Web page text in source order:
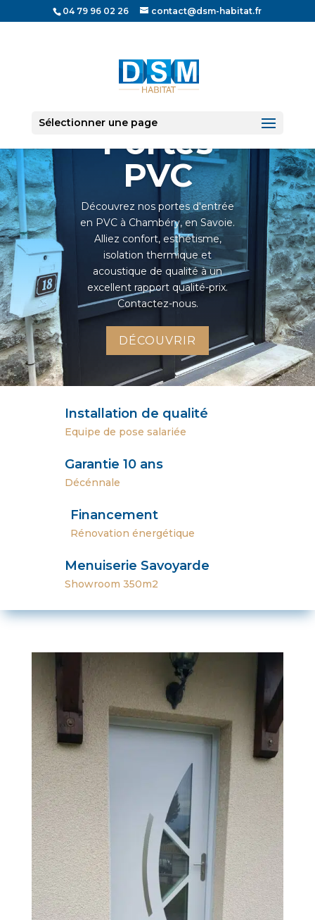
04 79 96 02 26 contact@dsm-habitat.fr
Sélectionner une page
Portes
PVC
Découvrez nos portes d'entrée
en PVC à Chambéry, en Savoie.
Alliez confort, esthétisme,
isolation thermique et
acoustique de qualité à un
excellent rapport qualité-prix.
Contactez-nous.
DÉCOUVRIR
Installation de qualité
Equipe de pose salariée
Garantie 10 ans
Décénnale
Financement
Rénovation énergétique
Menuiserie Savoyarde
Showroom 350m2